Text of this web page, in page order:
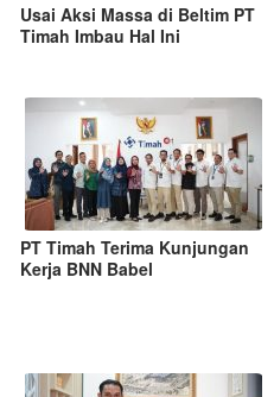
Usai Aksi Massa di Beltim PT
Timah Imbau Hal Ini
PT Timah Terima Kunjungan
Kerja BNN Babel